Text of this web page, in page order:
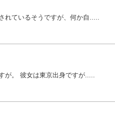
れているそうですが、何か自.....
が。 彼女は東京出身ですが.....